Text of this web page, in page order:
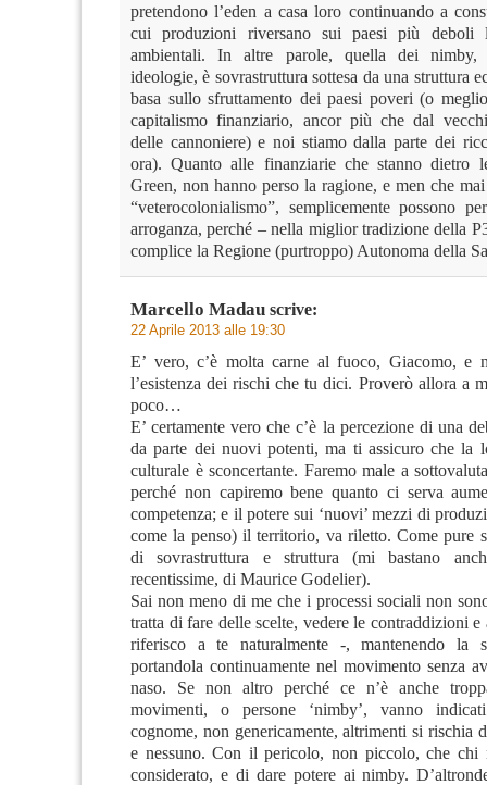
pretendono l’eden a casa loro continuando a
cui produzioni riversano sui paesi più deboli
ambientali. In altre parole, quella dei
ideologie, è sovrastruttura sottesa da una struttura
basa sullo sfruttamento dei paesi poveri (o
capitalismo finanziario, ancor più che dal
delle cannoniere) e noi stiamo dalla parte dei
ora). Quanto alle finanziarie che stanno dietro
Green, non hanno perso la ragione, e men che
“veterocolonialismo”, semplicemente possono
arroganza, perché – nella miglior tradizione della
complice la Regione (purtroppo) Autonoma della
Marcello Madau scrive:
22 Aprile 2013 alle 19:30
E’ vero, c’è molta carne al fuoco, Giacomo, e
l’esistenza dei rischi che tu dici. Proverò allora a
poco…
E’ certamente vero che c’è la percezione di una
da parte dei nuovi potenti, ma ti assicuro che la
culturale è sconcertante. Faremo male a
perché non capiremo bene quanto ci serva
competenza; e il potere sui ‘nuovi’ mezzi di
come la penso) il territorio, va riletto. Come pure
di sovrastruttura e struttura (mi bastano
recentissime, di Maurice Godelier).
Sai non meno di me che i processi sociali non
tratta di fare delle scelte, vedere le contraddizioni
riferisco a te naturalmente -, mantenendo la
portandola continuamente nel movimento senza
naso. Se non altro perché ce n’è anche
movimenti, o persone ‘nimby’, vanno
cognome, non genericamente, altrimenti si rischia
e nessuno. Con il pericolo, non piccolo, che
considerato, e di dare potere ai nimby.